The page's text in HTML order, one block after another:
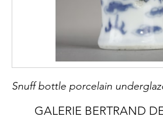
GALERIE BERTRAND